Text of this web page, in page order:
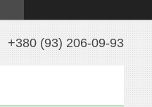
+380 (93) 206-09-93